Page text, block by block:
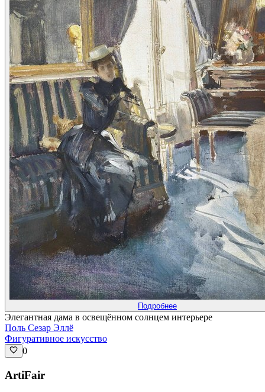
Подробнее
Элегантная дама в освещённом солнцем интерьере
Поль Сезар Эллё
Фигуративное искусство
0
ArtiFair